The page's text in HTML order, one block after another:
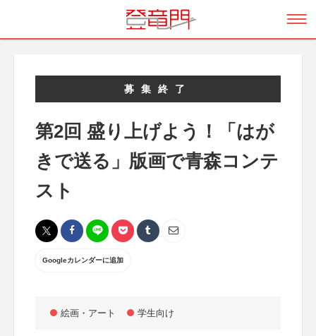
募集終了
第2回 盛り上げよう！「はが
きで送る」版画で青森コンテ
スト
Googleカレンダーに追加
絵画・アート 学生向け